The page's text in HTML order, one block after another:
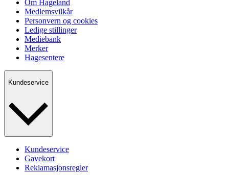
Om Hageland
Medlemsvilkår
Personvern og cookies
Ledige stillinger
Mediebank
Merker
Hagesentere
Kundeservice
Kundeservice
Gavekort
Reklamasjonsregler